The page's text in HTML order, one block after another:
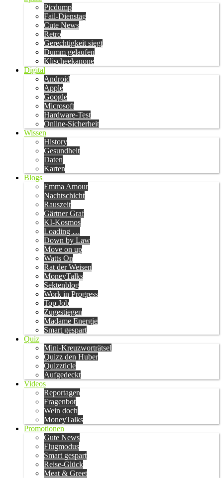
Picdump
Fail-Dienstag
Cute News
Retro
Gerechtigkeit siegt
Dumm gelaufen
Klischeekanone
Digital
Android
Apple
Google
Microsoft
Hardware-Test
Online-Sicherheit
Wissen
History
Gesundheit
Daten
Karten
Blogs
Emma Amour
Nachtschicht
Rauszeit
Gärtner Graf
KI-Kosmos
Loading …
Down by Law
Move on up
Watts On
Rat der Weisen
MoneyTalks
Sektenblog
Work in Progress
Top Job
Zugestiegen
Madame Energie
Smart gespart
Quiz
Mini-Kreuzworträtsel
Quizz den Huber
Quizzticle
Aufgedeckt
Videos
Reportagen
Fragenbot
Wein doch
MoneyTalks
Promotionen
Gute News
Flugmodus
Smart gespart
Reise-Glück
Meat & Greet